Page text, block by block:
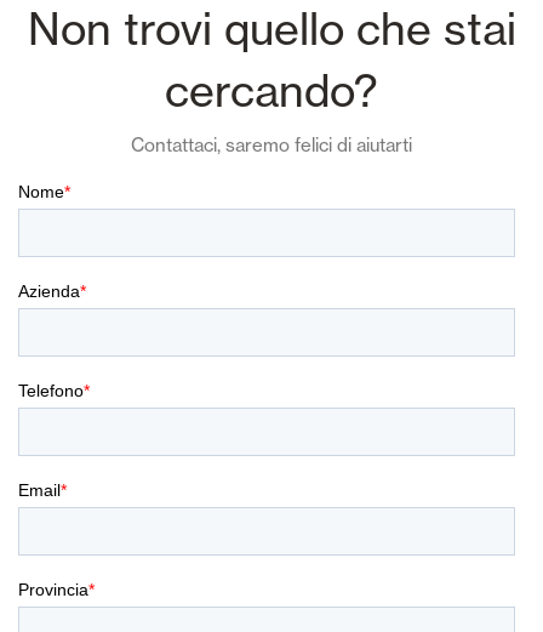
Non trovi quello che stai
cercando?
Contattaci, saremo felici di aiutarti